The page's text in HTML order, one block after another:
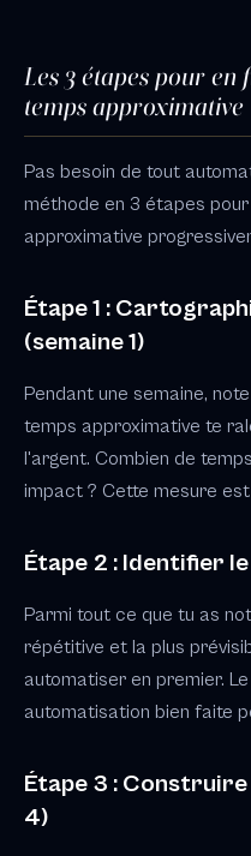
Les 3 étapes pour
temps approximative
Pas besoin de tout
méthode en 3 étapes
approximative
Étape 1 :
(semaine 1)
Pendant une semaine,
temps approximative te
l'argent. Combien de
impact ? Cette mesure
Étape 2 : Identifier
Parmi tout ce que tu as
répétitive et la plus
automatiser en premier.
automatisation bien faite
Étape 3 :
4)